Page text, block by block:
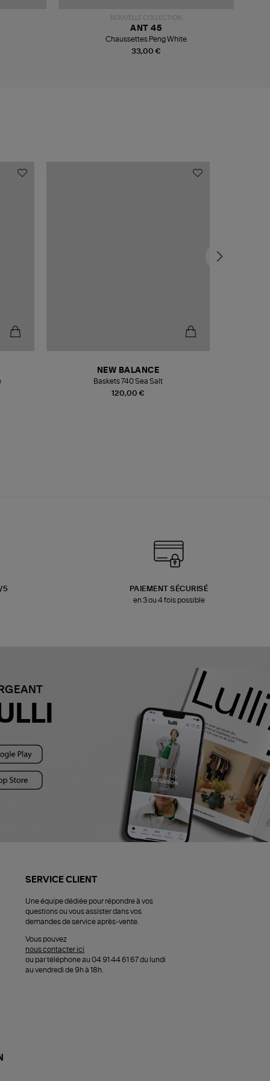
NOUVELLE COLLECTION
33,00 €
ANT 45
Chaussettes Peng White
120,00 €
NEW BALANCE
Baskets 740 Sea Salt
5
PAIEMENT SÉCURISÉ
en 3 ou 4 fois possible
SERVICE CLIENT
Une équipe dédiée pour répondre à vos
questions ou vous assister dans vos
demandes de service après-vente.
Vous pouvez
nous contacter ici
ou par téléphone au 04 91 44 61 67 du lundi
au vendredi de 9h à 18h.